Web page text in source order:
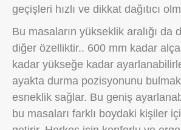
geçişleri hızlı ve dikkat dağıtıcı
Bu masaların yükseklik aralığı da
diğer özelliktir.. 600 mm kadar
kadar yükseğe kadar
ayakta durma pozisyonunu
esneklik sağlar. Bu geniş
bu masaları farklı boydaki kişiler